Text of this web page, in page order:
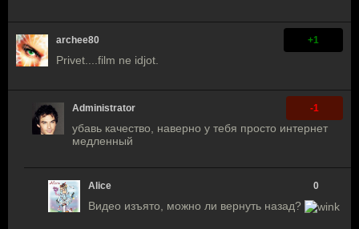
archee80 +1
Privet....film ne idjot.
Administrator -1
убавь качество, наверно у тебя просто интернет
медленный
Alice 0
Видео изъято, можно ли вернуть назад?